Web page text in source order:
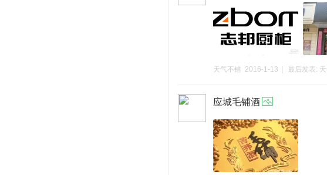
天气不错 2016-1-13 最后发表:
应城毛铺酒